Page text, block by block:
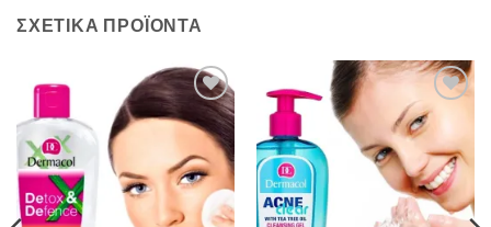
ΣΧΕΤΙΚΆ ΠΡΟΪΌΝΤΑ
Add to
Wishlist
Add to
Wishlist